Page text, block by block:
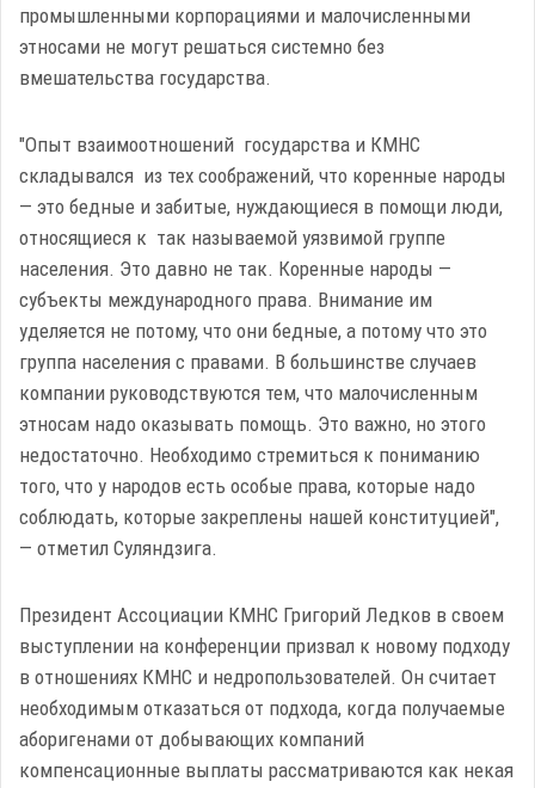
промышленными корпорациями и малочисленными
этносами не могут решаться системно без
вмешательства государства.
"Опыт взаимоотношений государства и КМНС
складывался из тех соображений, что коренные народы
— это бедные и забитые, нуждающиеся в помощи люди,
относящиеся к так называемой уязвимой группе
населения. Это давно не так. Коренные народы —
субъекты международного права. Внимание им
уделяется не потому, что они бедные, а потому что это
группа населения с правами. В большинстве случаев
компании руководствуются тем, что малочисленным
этносам надо оказывать помощь. Это важно, но этого
недостаточно. Необходимо стремиться к пониманию
того, что у народов есть особые права, которые надо
соблюдать, которые закреплены нашей конституцией",
— отметил Суляндзига.
Президент Ассоциации КМНС Григорий Ледков в своем
выступлении на конференции призвал к новому подходу
в отношениях КМНС и недропользователей. Он считает
необходимым отказаться от подхода, когда получаемые
аборигенами от добывающих компаний
компенсационные выплаты рассматриваются как некая